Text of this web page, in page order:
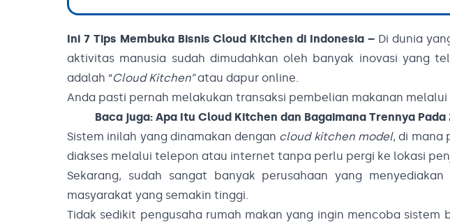
Ini 7 Tips Membuka Bisnis Cloud Kitchen di Indonesia – Di dunia
aktivitas manusia sudah dimudahkan oleh banyak inovasi yang
adalah “Cloud Kitchen”atau dapur online.
Anda pasti pernah melakukan transaksi pembelian makanan
Baca juga: Apa Itu Cloud Kitchen dan Bagaimana Trennya Pada
Sistem inilah yang dinamakan dengan cloud kitchen model, di mana
diakses melalui telepon atau internet tanpa perlu pergi ke lokasi
Sekarang, sudah sangat banyak perusahaan yang
masyarakat yang semakin tinggi.
Tidak sedikit pengusaha rumah makan yang ingin mencoba sistem